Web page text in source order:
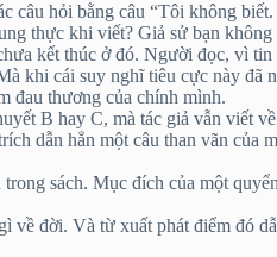
câu hỏi bằng câu “Tôi không
thực khi viết? Giả sử bạn
kết thúc ở đó. Người đọc, vì tin
cái suy nghĩ tiêu cực này đã
đau thương của chính mình.
B hay C, mà tác giả vẫn viết
dẫn hẳn một câu than vãn của
sách. Mục đích của một
đời. Và từ xuất phát điểm đó